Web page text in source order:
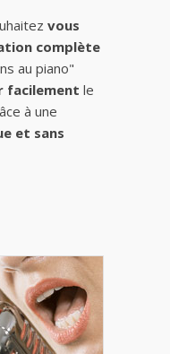
vous
complète
au piano"
facilement le
à une
et sans